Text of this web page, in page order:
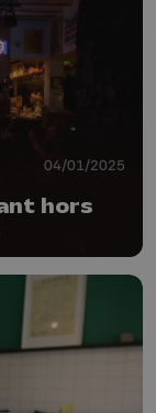
04/01/2025
hors